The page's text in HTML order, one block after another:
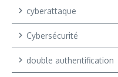
cyberattaque
Cybersécurité
double authentification